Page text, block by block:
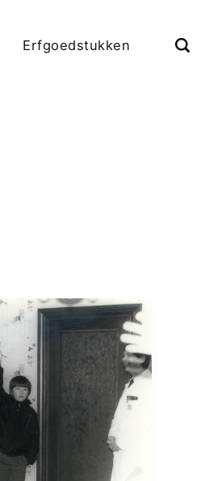
Erfgoedstukken